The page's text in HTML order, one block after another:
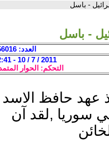
- باسل
- باسل
العدد: 256016
2011 / 7 / 10 - 12:41
التحكم: الحوار
عهد حافظ الاسد
سوريا ,لقد آن